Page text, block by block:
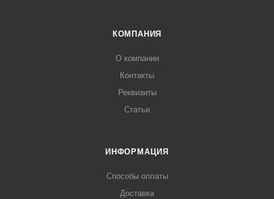
КОМПАНИЯ
О компании
Контакты
Реквизиты
Статьи
ИНФОРМАЦИЯ
Способы оплаты
Доставка